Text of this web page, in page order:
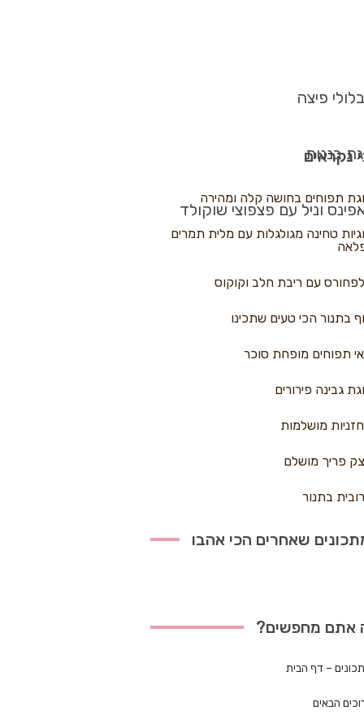
פיצה
בננות
וניל עם פצפוצי שוקולד
נקראים
תפוחים בחושה קלה ומהירה
טחינה מגולגלות עם מלית תמרים
עם ריבת חלב וקוקוס
בתנור הכי טעים שתכינו
תפוחים מופחת סוכר
גבינה פירורים
מושלמות
פריך מושלם
בתנור
שאחרים הכי אהבו
אתם מחפשים?
– דף הבית
הבאים